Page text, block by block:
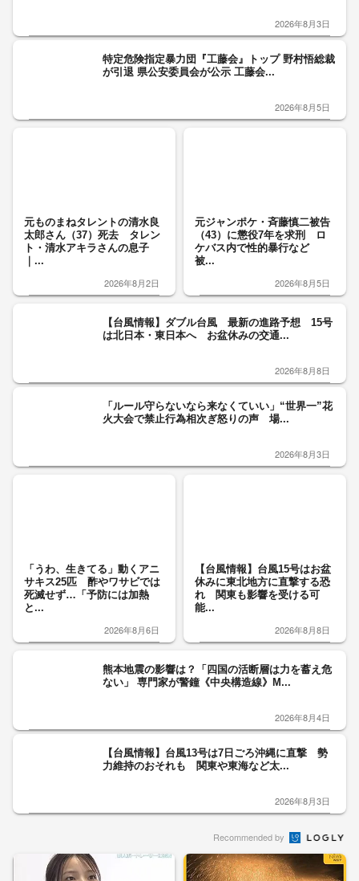
2026年8月3日
特定危険指定暴力団『工藤会』トップ 野村悟総裁
が引退 県公安委員会が公示 工藤会...
2026年8月5日
元ものまねタレントの清水良
太郎さん（37）死去 タレン
ト・清水アキラさんの息子
｜...
2026年8月2日
元ジャンポケ・斉藤慎二被告
（43）に懲役7年を求刑 ロ
ケバス内で性的暴行など
被...
2026年8月5日
【台風情報】ダブル台風 最新の進路予想 15号
は北日本・東日本へ お盆休みの交通...
2026年8月8日
「ルール守らないなら来なくていい」“世界一”花
火大会で禁止行為相次ぎ怒りの声 場...
2026年8月3日
「うわ、生きてる」動くアニ
サキス25匹 酢やワサビでは
死滅せず…「予防には加熱
と...
2026年8月6日
【台風情報】台風15号はお盆
休みに東北地方に直撃する恐
れ 関東も影響を受ける可
能...
2026年8月8日
熊本地震の影響は？「四国の活断層は力を蓄え危
ない」 専門家が警鐘《中央構造線》M...
2026年8月4日
【台風情報】台風13号は7日ごろ沖縄に直撃 勢
力維持のおそれも 関東や東海など太...
2026年8月3日
Recommended by